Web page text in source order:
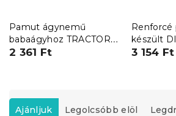
Pamut ágynemű
babaágyhoz TRACTOR
TRAIL színes
2 361 Ft
Renforcé
készült
színes
3 154 Ft
T
eAjánljuk Legolcsóbb elöl